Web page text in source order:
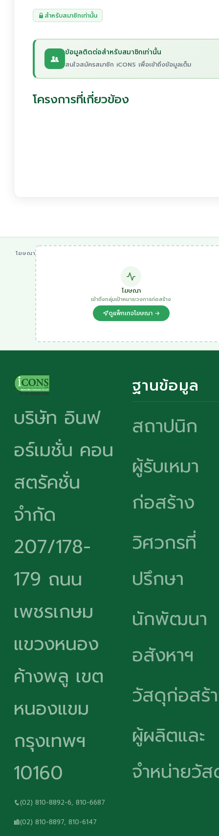
สำหรับสมาชิกเท่านั้น
ข้อมูลติดต่อสำหรับสมาชิกเท่านั้น
สนใจสมัครสมาชิก iCONS เพื่อเข้าถึงข้อมูลเต็ม
โครงการที่เกี่ยวข้อง
โฆษณา
โฆษณา
เข้าถึงกลุ่มเป้าหมายวงการก่อสร้าง
ดูแพ็กเกจโฆษณา →
บริษัท อินฟ
อร์เมชั่น คอน
สตรัคชั่น
จำกัด
207/178-
179 ถนน
เพชรเกษม
แขวงหนอง
ค้างพลู เขต
หนองแขม
กรุงเทพฯ
10160
(02) 810-8892-6, 810-6687
(02) 810-8897, 810-6147
ฐานข้อมูล
สถาปนิก
ผู้รับเหมา
ก่อสร้าง
วิศวกรที่
ปรึกษา
นักพัฒนา
อสังหาฯ
วัสดุก่อสร้
ผู้ผลิตและ
จำหน่ายวั